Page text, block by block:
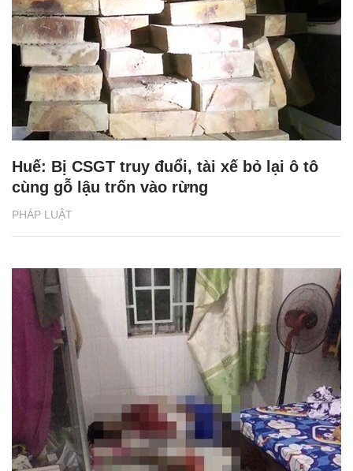
PHÁP LUẬT
Huế: Bị CSGT truy đuổi, tài xế bỏ lại ô tô
cùng gỗ lậu trốn vào rừng